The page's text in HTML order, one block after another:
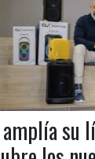
amplía su